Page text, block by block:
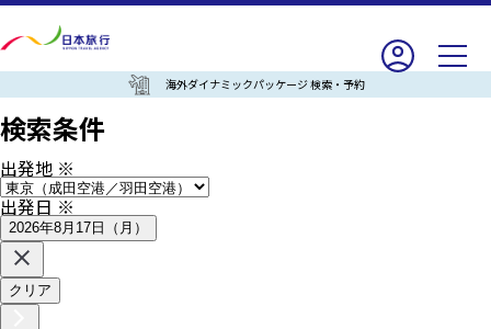
海外ダイナミックパッケージ 検索・予約
検索条件
出発地 ※
出発日※
2026年8月17日（月）
クリア